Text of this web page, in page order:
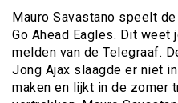
Mauro Savastano speelt
Go Ahead Eagles. Dit
melden van de Telegraaf.
Jong Ajax slaagde er niet
maken en lijkt in de zomer